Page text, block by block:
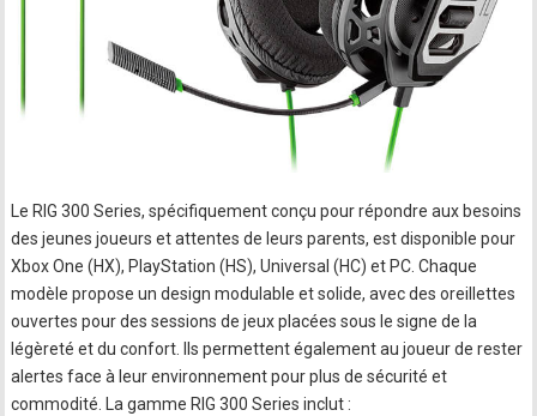
Le RIG 300 Series, spécifiquement conçu pour répondre aux besoins
des jeunes joueurs et attentes de leurs parents, est disponible pour
Xbox One (HX), PlayStation (HS), Universal (HC) et PC. Chaque
modèle propose un design modulable et solide, avec des oreillettes
ouvertes pour des sessions de jeux placées sous le signe de la
légèreté et du confort. Ils permettent également au joueur de rester
alertes face à leur environnement pour plus de sécurité et
commodité. La gamme RIG 300 Series inclut :